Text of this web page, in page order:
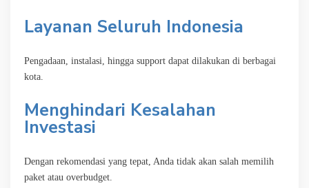
Layanan Seluruh Indonesia
Pengadaan, instalasi, hingga support dapat dilakukan di berbagai
kota.
Menghindari Kesalahan
Investasi
Dengan rekomendasi yang tepat, Anda tidak akan salah memilih
paket atau overbudget.